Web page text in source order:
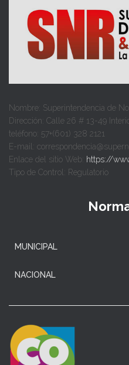
Nombre: Superintendencia de
Dirección: Calle 26 # 13-49
teléfono: 57+(601) 328 2121
E-mail:
Enlace del sitio Web: https://
Tipo de Control: Regulatorio
MUNICIPAL
NACIONAL